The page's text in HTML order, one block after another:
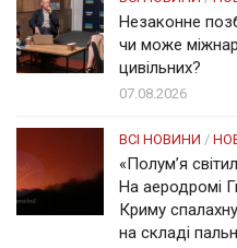
Незаконне
чи може
цивільних?
07.08.2026
ВСІ НОВИНИ /
«Полум’я
На аеродромі
Криму
на складі